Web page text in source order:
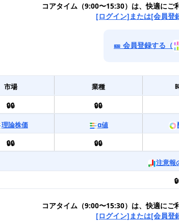
コアタイム（9:00〜15:30）は、快適に
[ログイン]または[会員登
🎫 会員登録する（
市場 業種
🔒🔒 🔒🔒
理論株価 α値
🔒🔒
🔒🔒
注意報
コアタイム（9:00〜15:30）は、快適に
[ログイン]または[会員登